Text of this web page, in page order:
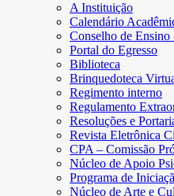
A Instituição
Calendário
Conselho de Ensino
Portal do Egresso
Biblioteca
Brinquedoteca
Regimento interno
Regulamento
Resoluções e
Revista Eletrônica
CPA – Comissão
Núcleo de Apoio
Programa de
Núcleo de Arte e